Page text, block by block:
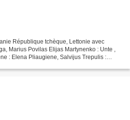
République tchèque, Lettonie avec
Marius Povilas Elijas Martynenko : Unte ,
: Elena Pliaugiene, Salvijus Trepulis :